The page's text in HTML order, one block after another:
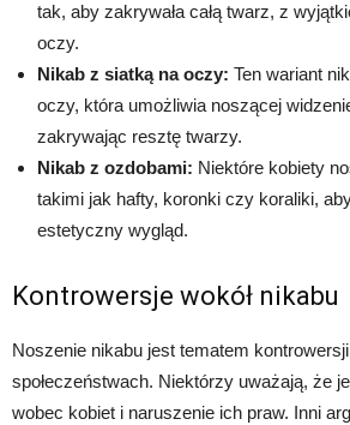
tak, aby zakrywała całą twarz, z
oczy.
Nikab z siatką na oczy: Ten wariant
oczy, która umożliwia noszącej
zakrywając resztę twarzy.
Nikab z ozdobami: Niektóre kobiety
takimi jak hafty, koronki czy koraliki,
estetyczny wygląd.
Kontrowersje wokół nikabu
Noszenie nikabu jest tematem
społeczeństwach. Niektórzy uważają, że
wobec kobiet i naruszenie ich praw. Inni